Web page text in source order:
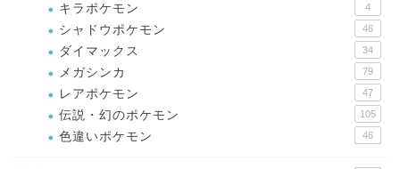
キラポケモン 4
シャドウポケモン 46
ダイマックス 34
メガシンカ 79
レアポケモン 47
伝説・幻のポケモン 105
色違いポケモン 46